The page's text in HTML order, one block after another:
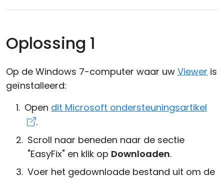
Oplossing 1
Op de Windows 7-computer waar uw Viewer is
geïnstalleerd:
Open dit Microsoft ondersteuningsartikel
.
Scroll naar beneden naar de sectie
"EasyFix" en klik op Downloaden.
Voer het gedownloade bestand uit om de